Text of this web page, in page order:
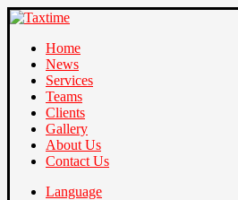
Home
News
Services
Teams
Clients
Gallery
About Us
Contact Us
Language